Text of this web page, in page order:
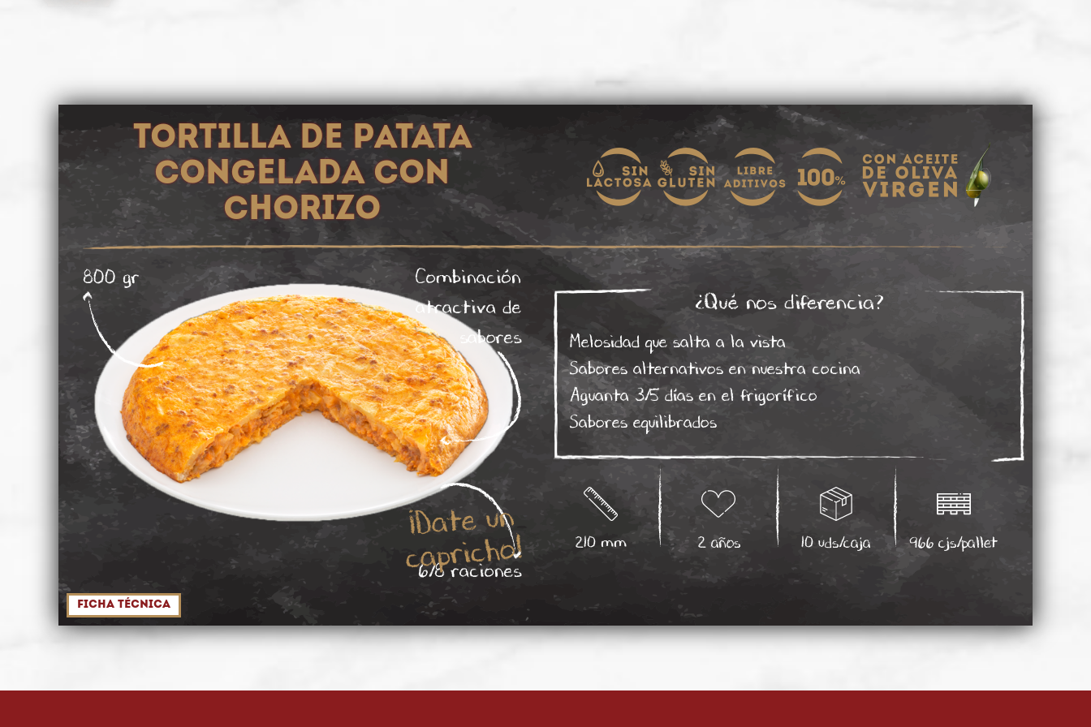
Tortilla de patata
congelada con
chorizo
800 gr
Combinación
atractiva de
sabores
6/8 raciones
¡Date un
capricho!
¿Qué nos diferencia?
Melosidad que salta a la vista
Sabores alternativos en nuestra cocina
Aguanta 3/5 días en el frigorífico
Sabores equilibrados
210 mm 2 años 10 uds/caja 966 cjs/pallet
Ficha técnica